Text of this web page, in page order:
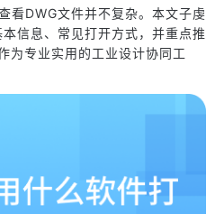
看DWG文件并不复杂。本文子虔
信息、常见打开方式，并重点推
为专业实用的工业设计协同工